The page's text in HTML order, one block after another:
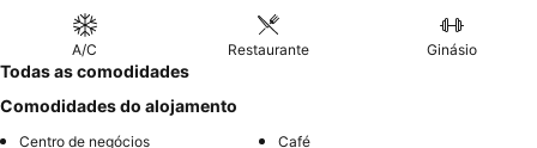
A/C Restaurante Ginásio
Todas as comodidades
Comodidades do alojamento
Centro de negócios Café